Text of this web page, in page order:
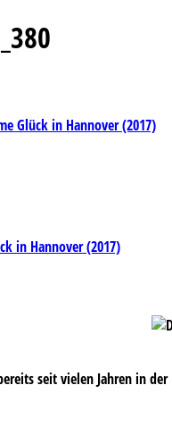
Glück in Hannover (2017)
in Hannover (2017)
seit vielen Jahren in